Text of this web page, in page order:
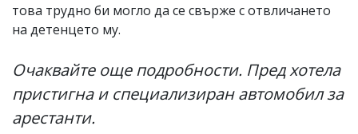
това трудно би могло да се свърже с отвличането
на детенцето му.
Очаквайте още подробности. Пред хотела
пристигна и специализиран автомобил за
арестанти.